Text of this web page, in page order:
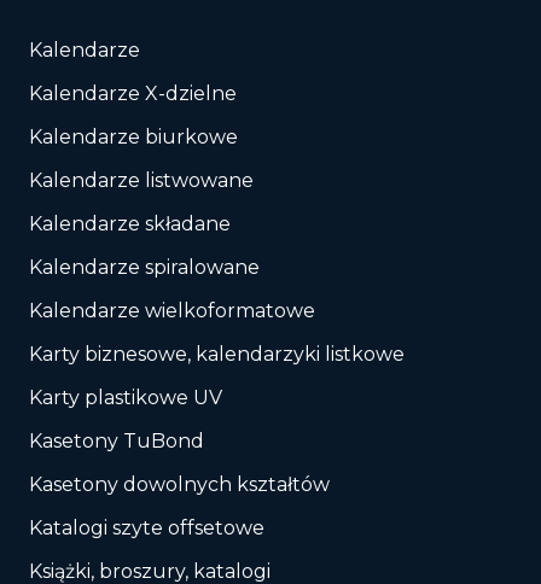
Kalendarze
Kalendarze X-dzielne
Kalendarze biurkowe
Kalendarze listwowane
Kalendarze składane
Kalendarze spiralowane
Kalendarze wielkoformatowe
Karty biznesowe, kalendarzyki listkowe
Karty plastikowe UV
Kasetony TuBond
Kasetony dowolnych kształtów
Katalogi szyte offsetowe
Książki, broszury, katalogi